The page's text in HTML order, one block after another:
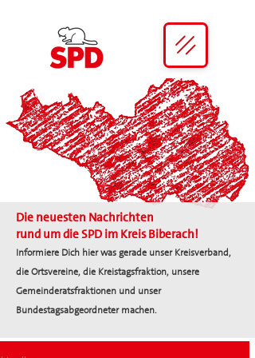
Die neuesten Nachrichten
rund um die SPD im Kreis Biberach!
Informiere Dich hier was gerade unser Kreisverband,
die Ortsvereine, die Kreistagsfraktion, unsere
Gemeinderatsfraktionen und unser
Bundestagsabgeordneter machen.